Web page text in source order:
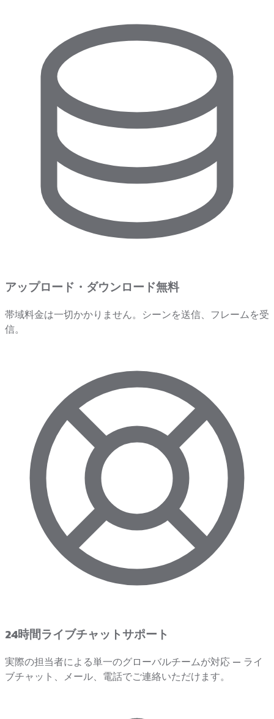
アップロード・ダウンロード無料
帯域料金は一切かかりません。シーンを送信、フレームを受
信。
24時間ライブチャットサポート
実際の担当者による単一のグローバルチームが対応 — ライ
ブチャット、メール、電話でご連絡いただけます。